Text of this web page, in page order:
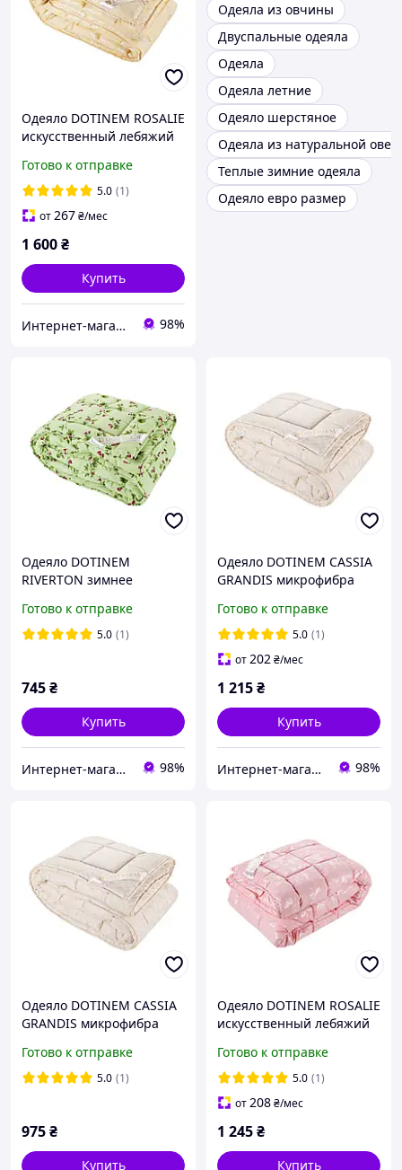
Одеяло DOTINEM ROSALIE
искусственный лебяжий
(211130-1)
Готово к отправке
5.0 (1)
от267₴/мес
1 600₴
Купить
Интернет-магазин домашнего текстиля DOTINEM 98%
Одеяла из овчины
Двуспальные одеяла
Одеяла
Одеяла летние
Одеяло шерстяное
Одеяла из натуральной
Теплые зимние одеяла
Одеяло евро размер
Одеяло DOTINEM
RIVERTON зимнее
полутороспальное
145х210 см (214904-1)
Готово к отправке
5.0 (1)
745₴
Купить
Интернет-магазин домашнего текстиля DOTINEM 98%
Одеяло DOTINEM CASSIA
GRANDIS микрофибра
(211380-2)
Готово к отправке
5.0 (1)
от202₴/мес
1 215₴
Купить
Интернет-магазин домашнего текстиля DOTINEM 98%
Одеяло DOTINEM CASSIA
GRANDIS микрофибра
(211378-2)
Готово к отправке
5.0 (1)
975₴
Купить
Одеяло DOTINEM ROSALIE
искусственный лебяжий
(211076-3)
Готово к отправке
5.0 (1)
от208₴/мес
1 245₴
Купить